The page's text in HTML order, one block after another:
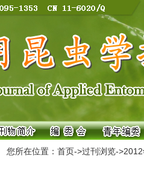
您所在位置： 首页->过刊浏览->